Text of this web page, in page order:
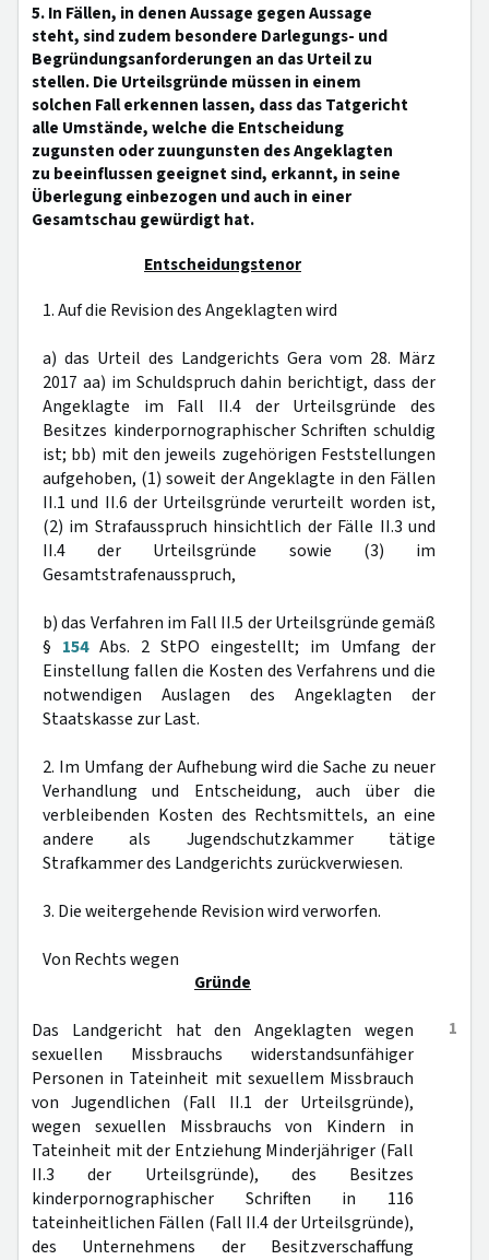
5. In Fällen, in denen Aussage gegen Aussage
steht, sind zudem besondere Darlegungs- und
Begründungsanforderungen an das Urteil zu
stellen. Die Urteilsgründe müssen in einem
solchen Fall erkennen lassen, dass das Tatgericht
alle Umstände, welche die Entscheidung
zugunsten oder zuungunsten des Angeklagten
zu beeinflussen geeignet sind, erkannt, in seine
Überlegung einbezogen und auch in einer
Gesamtschau gewürdigt hat.
Entscheidungstenor
1. Auf die Revision des Angeklagten wird
a) das Urteil des Landgerichts Gera vom 28. März
2017 aa) im Schuldspruch dahin berichtigt, dass der
Angeklagte im Fall II.4 der Urteilsgründe des
Besitzes kinderpornographischer Schriften schuldig
ist; bb) mit den jeweils zugehörigen Feststellungen
aufgehoben, (1) soweit der Angeklagte in den Fällen
II.1 und II.6 der Urteilsgründe verurteilt worden ist,
(2) im Strafausspruch hinsichtlich der Fälle II.3 und
II.4 der Urteilsgründe sowie (3) im
Gesamtstrafenausspruch,
b) das Verfahren im Fall II.5 der Urteilsgründe gemäß
§ 154Abs. 2 StPO eingestellt; im Umfang der
Einstellung fallen die Kosten des Verfahrens und die
notwendigen Auslagen des Angeklagten der
Staatskasse zur Last.
2. Im Umfang der Aufhebung wird die Sache zu neuer
Verhandlung und Entscheidung, auch über die
verbleibenden Kosten des Rechtsmittels, an eine
andere als Jugendschutzkammer tätige
Strafkammer des Landgerichts zurückverwiesen.
3. Die weitergehende Revision wird verworfen.
Von Rechts wegen
Gründe
1
Das Landgericht hat den Angeklagten wegen
sexuellen Missbrauchs widerstandsunfähiger
Personen in Tateinheit mit sexuellem Missbrauch
von Jugendlichen (Fall II.1 der Urteilsgründe),
wegen sexuellen Missbrauchs von Kindern in
Tateinheit mit der Entziehung Minderjähriger (Fall
II.3 der Urteilsgründe), des Besitzes
kinderpornographischer Schriften in 116
tateinheitlichen Fällen (Fall II.4 der Urteilsgründe),
des Unternehmens der Besitzverschaffung